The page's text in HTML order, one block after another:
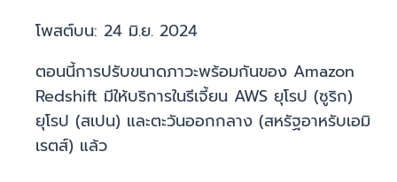
โพสต์บน: 24 มิ.ย. 2024
ตอนนี้การปรับขนาดภาวะพร้อมกันของ Amazon
Redshift มีให้บริการในรีเจี้ยน AWS ยุโรป (ซูริก)
ยุโรป (สเปน) และตะวันออกกลาง (สหรัฐอาหรับเอมิ
เรตส์) แล้ว